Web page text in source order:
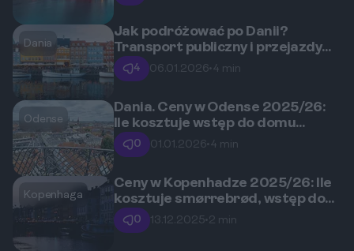
Dania
Jak podróżować po Danii?
Transport publiczny i przejazdy
przez mosty
4 06.01.2026• 4 min
Odense
Dania. Ceny w Odense 2025/26:
Ile kosztuje wstęp do domu
Andersena, obiad i transport?
0 01.01.2026• 4 min
Kopenhaga
Ceny w Kopenhadze 2025/26: Ile
kosztuje smørrebrød, wstęp do
Tivoli i piwo?
0 13.12.2025• 2 min